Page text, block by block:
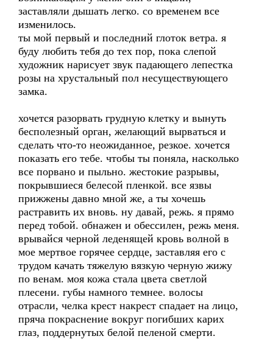
заставляли дышать легко. со временем все
изменилось.
ты мой первый и последний глоток ветра. я
буду любить тебя до тех пор, пока слепой
художник нарисует звук падающего лепестка
розы на хрустальный пол несуществующего
замка.
хочется разорвать грудную клетку и вынуть
бесполезный орган, желающий вырваться и
сделать что-то неожиданное, резкое. хочется
показать его тебе. чтобы ты поняла, насколько
все порвано и пыльно. жестокие разрывы,
покрывшиеся белесой пленкой. все язвы
прижжены давно мной же, а ты хочешь
растравить их вновь. ну давай, режь. я прямо
перед тобой. обнажен и обессилен, режь меня.
врывайся черной леденящей кровь волной в
мое мертвое горячее сердце, заставляя его с
трудом качать тяжелую вязкую черную жижу
по венам. моя кожа стала цвета светлой
плесени. губы намного темнее. волосы
отрасли, челка крест накрест спадает на лицо,
пряча покраснение вокруг погибших карих
глаз, поддернутых белой пеленой смерти.